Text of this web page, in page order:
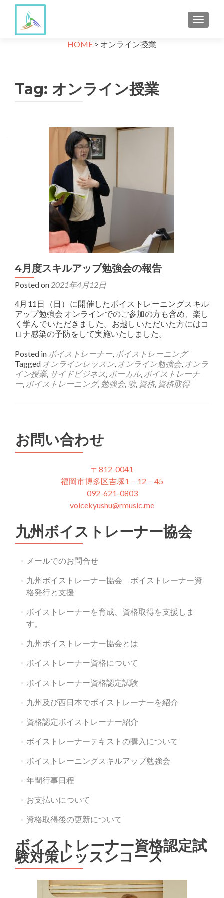
HOME > オンライン授業
Tag: オンライン授業
4月度スキルアップ勉強会の報告
Posted on 2021年4月12日
4月11日（日）に開催したボイストレーニングスキル
アップ勉強会 オンラインでのご参加の方も含め、楽し
く学んでいただきました。お越しいただいた方にはコ
ロナ感染の予防をして実施いたしました。
Posted in ボイストレーナー, ボイストレーニング
Tagged オンラインレッスン, オンライン勉強会, オンラ
イン授業, サイドビジネス, ボーカル, ボイストレーナ
ー, ボイストレーニング, 勉強会, 歌, 資格, 資格取得
お問い合わせ
〒812-0041
福岡市博多区吉塚1－12－45
092-621-0803
voicekyushu@rmusic.me
九州ボイストレーナー協会
メールでのお問合せ
九州ボイストレーナー協会 ボイストレーナー資
格発行と支援
ボイストレーナーを育成、資格取得を支援しま
す。
九州ボイストレーナー協会とは
ボイストレーナー資格について
ボイストレーナー資格認定試験
九州及び西日本でボイストレーナーを紹介
資格認定ボイストレーナー紹介
ボイストレーナーテキストの購入について
ボイストレーニングスキルアップ勉強会
年間行事日程
お支払いについて
資格取得後の更新について
ボイストレーナー資格認定試
験対策レッスンコース